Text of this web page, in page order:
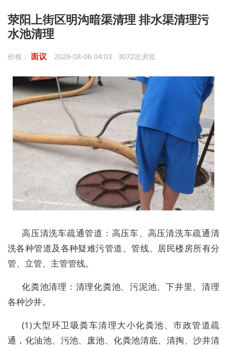
荥阳上街区明沟暗渠清理 排水渠清理污
水池清理
价格： 面议 2026-08-06 04:03 3072次浏览
高压清洗车疏通管道：高压车、高压清洗车疏通清
洗各种管道及各种疑难污管道、管线、居民楼房所有分
管、立管、主管管线。
化粪池清理：清理化粪池、污泥池、下井里、清理
各种沙井。
(1)大型环卫吸粪车清理大小化粪池、市政管道疏
通，化油池、污池、废池、化粪池清底、清掏、沙井清